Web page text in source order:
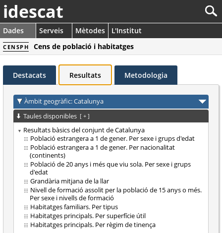
idescat
Dades Serveis Mètodes L'Institut
CENSPH Cens de població i habitatges
Destacats Resultats Metodologia
Àmbit geogràfic: Catalunya
Taules disponibles [ + ]
Resultats bàsics del conjunt de Catalunya
Població estrangera a 1 de gener. Per sexe i grups d'edat
Població estrangera a 1 de gener. Per nacionalitat
(continents)
Població de 20 anys i més que viu sola. Per sexe i grups
d'edat
Grandària mitjana de la llar
Nivell de formació assolit per la població de 15 anys o més.
Per sexe i nivells de formació
Habitatges familiars. Per tipus
Habitatges principals. Per superfície útil
Habitatges principals. Per règim de tinença